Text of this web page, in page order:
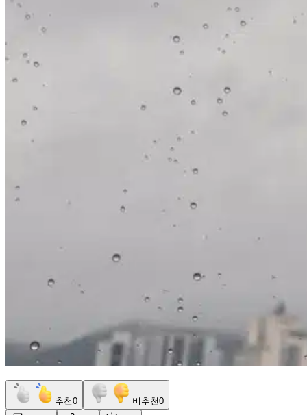
추천0 비추천0